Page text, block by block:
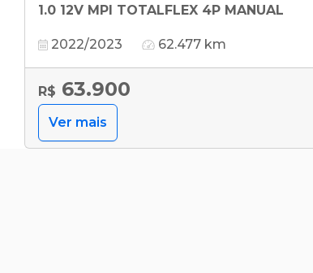
1.0 12V MPI TOTALFLEX 4P MANUAL
2022/2023 62.477 km
R$ 63.900
Ver mais